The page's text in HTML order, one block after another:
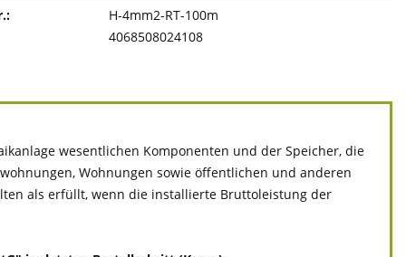
H-4mm2-RT-100m
4068508024108
wesentlichen Komponenten und der Speicher, die
Wohnungen sowie öffentlichen und anderen
als erfüllt, wenn die installierte Bruttoleistung der